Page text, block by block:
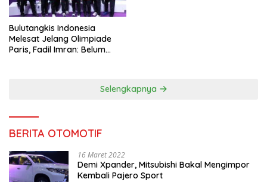
Bulutangkis Indonesia
Melesat Jelang Olimpiade
Paris, Fadil Imran: Belum
Selengkapnya
BERITA OTOMOTIF
16 Maret 2022
Demi Xpander, Mitsubishi Bakal Mengimpor
Kembali Pajero Sport